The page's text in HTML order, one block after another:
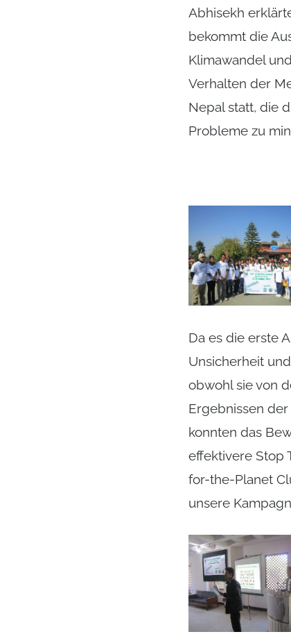
Abhisekh
bekommt die
Klimawandel
Verhalten der
Nepal statt, die
Probleme zu
Da es die erste
Unsicherheit
obwohl sie von
Ergebnissen
konnten das
effektivere Stop
for-the-Planet
unsere